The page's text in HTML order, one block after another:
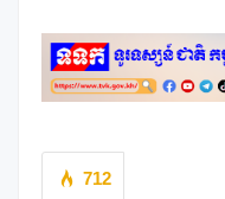
712